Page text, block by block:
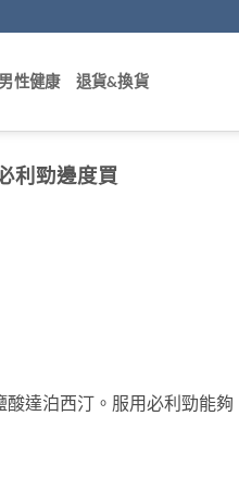
男性健康 退貨&換貨
利勁邊度買
達泊西汀。服用必利勁能夠